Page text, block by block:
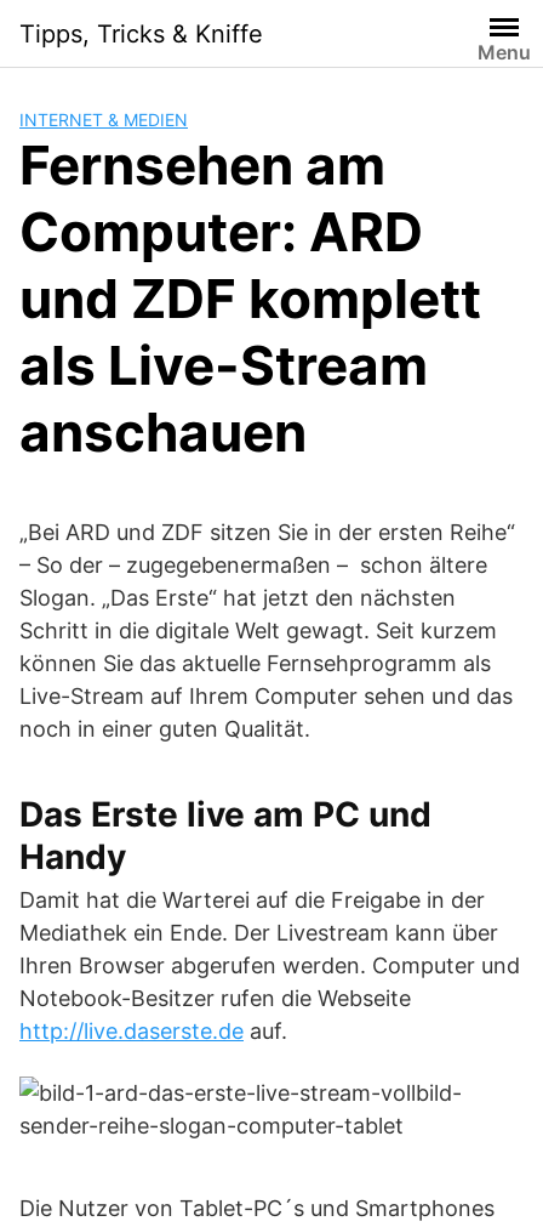
content
Tipps, Tricks & Kniffe
Menu
INTERNET & MEDIEN
Fernsehen am
Computer: ARD
und ZDF komplett
als Live-Stream
anschauen
„Bei ARD und ZDF sitzen Sie in der ersten Reihe“
– So der – zugegebenermaßen – schon ältere
Slogan. „Das Erste“ hat jetzt den nächsten
Schritt in die digitale Welt gewagt. Seit kurzem
können Sie das aktuelle Fernsehprogramm als
Live-Stream auf Ihrem Computer sehen und das
noch in einer guten Qualität.
Das Erste live am PC und
Handy
Damit hat die Warterei auf die Freigabe in der
Mediathek ein Ende. Der Livestream kann über
Ihren Browser abgerufen werden. Computer und
Notebook-Besitzer rufen die Webseite
http://live.daserste.de auf.
Die Nutzer von Tablet-PC´s und Smartphones